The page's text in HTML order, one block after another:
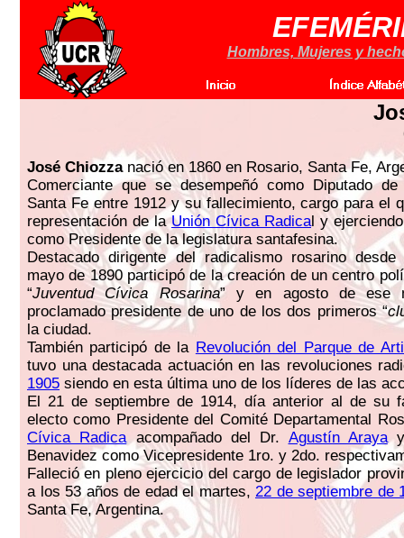
Hombres, Mujeres y
José Chiozzanació en 1860 en Rosario, Santa Fe,
Comerciante que se desempeñó como Diputado
Santa Fe entre 1912 y su fallecimiento, cargo para el
representación de laUnión Cívica Radical y
como Presidente de la legislatura santafesina.
Destacado dirigente del radicalismo rosarino
mayo de 1890 participó de la creación de un centro
“Juventud Cívica Rosarina” y en agosto de ese
proclamado presidente de uno de los dos primeros “
la ciudad.
También participó de la Revolución del Parque de
tuvo una destacada actuación en las revoluciones
1905 siendo en esta última uno de los líderes de las
El 21 de septiembre de 1914, día anterior al de su
electo como Presidente del Comité Departamental
Cívica Radicaacompañado del Dr. Agustín Arayay
Benavidez como Vicepresidente 1ro. y 2do.
Falleció en pleno ejercicio del cargo de legislador
a los 53 años de edad el martes, 22 de septiembre de
Santa Fe, Argentina.